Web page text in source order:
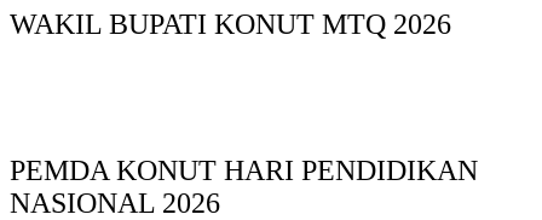
WAKIL BUPATI KONUT MTQ 2026
PEMDA KONUT HARI PENDIDIKAN
NASIONAL 2026